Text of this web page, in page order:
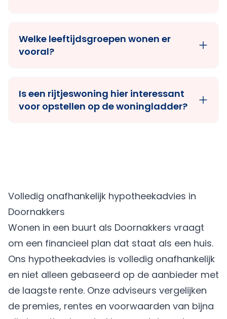
Welke leeftijdsgroepen wonen er
vooral?
Is een rijtjeswoning hier interessant
voor opstellen op de woningladder?
Volledig onafhankelijk hypotheekadvies in
Doornakkers
Wonen in een buurt als Doornakkers vraagt
om een financieel plan dat staat als een huis.
Ons hypotheekadvies is volledig onafhankelijk
en niet alleen gebaseerd op de aanbieder met
de laagste rente. Onze adviseurs vergelijken
de premies, rentes en voorwaarden van bijna